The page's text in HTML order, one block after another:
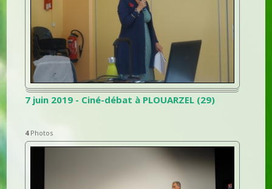
7 juin 2019 - Ciné-débat à PLOUARZEL (29)
4Photos